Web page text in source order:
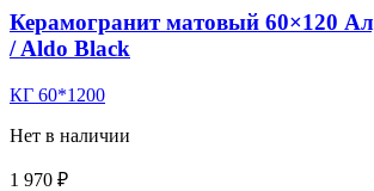
Керамогранит матовый 60×120
/ Aldo Black
КГ 60*1200
Нет в наличии
1 970 ₽